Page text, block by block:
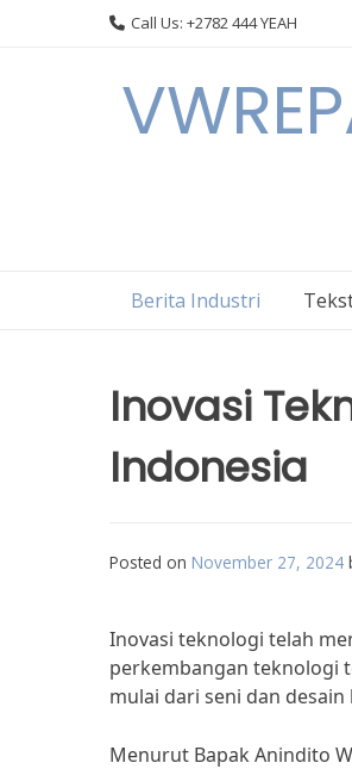
Call Us: +2782 444 YEAH
Berita Industri
Inovasi
Indonesia
Posted on November 27, 2024
Inovasi teknologi telah
perkembangan teknologi
mulai dari seni dan
Menurut Bapak Anindito